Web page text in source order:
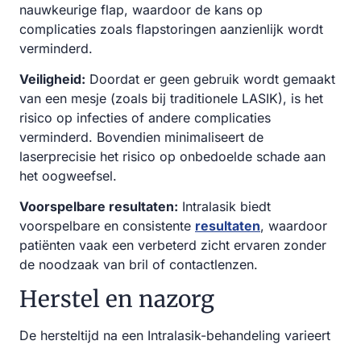
nauwkeurige flap, waardoor de kans op
complicaties zoals flapstoringen aanzienlijk wordt
verminderd.
Veiligheid: Doordat er geen gebruik wordt gemaakt
van een mesje (zoals bij traditionele LASIK), is het
risico op infecties of andere complicaties
verminderd. Bovendien minimaliseert de
laserprecisie het risico op onbedoelde schade aan
het oogweefsel.
Voorspelbare resultaten: Intralasik biedt
voorspelbare en consistente resultaten, waardoor
patiënten vaak een verbeterd zicht ervaren zonder
de noodzaak van bril of contactlenzen.
Herstel en nazorg
De hersteltijd na een Intralasik-behandeling varieert